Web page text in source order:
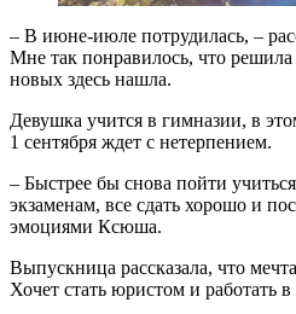
– В июне-июле потрудилась, –
Мне так понравилось, что
новых здесь нашла.
Девушка учится в гимназии, в
1 сентября ждет с нетерпением.
– Быстрее бы снова пойти
экзаменам, все сдать хорошо и
эмоциями Ксюша.
Выпускница рассказала, что
Хочет стать юристом и работать в